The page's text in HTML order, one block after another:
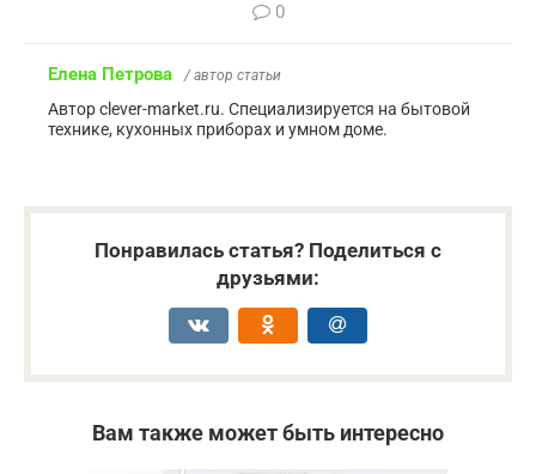
0
Елена Петрова / автор статьи
Автор clever-market.ru. Специализируется на бытовой
технике, кухонных приборах и умном доме.
Понравилась статья? Поделиться с
друзьями:
Вам также может быть интересно